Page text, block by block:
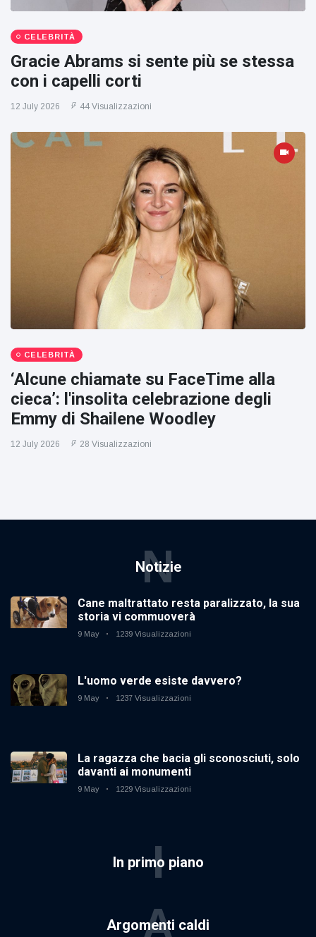
CELEBRITÀ
Gracie Abrams si sente più se stessa
con i capelli corti
12 July 2026 44 Visualizzazioni
CELEBRITÀ
‘Alcune chiamate su FaceTime alla
cieca’: l'insolita celebrazione degli
Emmy di Shailene Woodley
12 July 2026 28 Visualizzazioni
Notizie
N
Cane maltrattato resta paralizzato, la sua
storia vi commuoverà
9 May 1239 Visualizzazioni
L'uomo verde esiste davvero?
9 May 1237 Visualizzazioni
La ragazza che bacia gli sconosciuti, solo
davanti ai monumenti
9 May 1229 Visualizzazioni
In primo piano
I
Argomenti caldi
A